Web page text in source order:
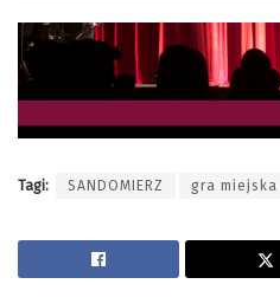
Tagi: SANDOMIERZ gra miejska